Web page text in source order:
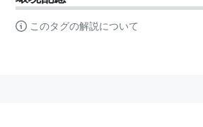
このタグの解説について